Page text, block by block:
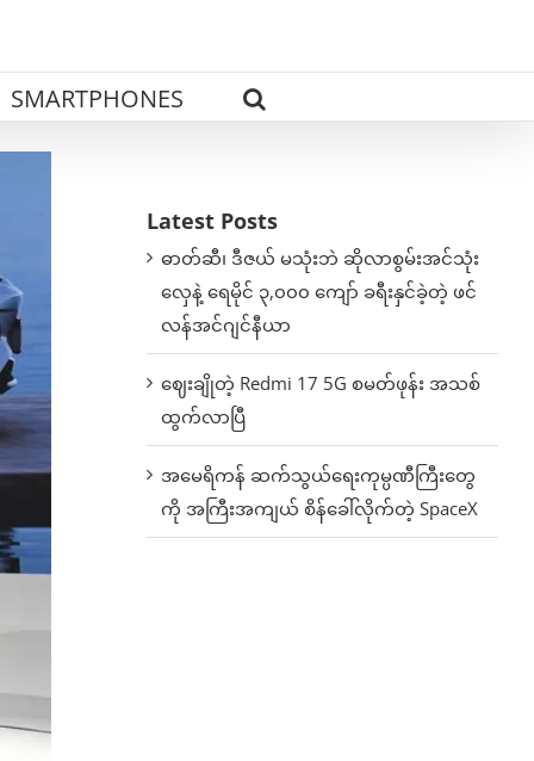
SMARTPHONES
Latest Posts
ဓာတ်ဆီ၊ ဒီဇယ် မသုံးဘဲ ဆိုလာစွမ်းအင်သုံး
လှေနဲ့ ရေမိုင် ၃,၀၀၀ ကျော် ခရီးနှင်ခဲ့တဲ့ ဖင်
လန်အင်ဂျင်နီယာ
ဈေးချိုတဲ့ Redmi 17 5G စမတ်ဖုန်း အသစ်
ထွက်လာပြီ
အမေရိကန် ဆက်သွယ်ရေးကုမ္ပဏီကြီးတွေ
ကို အကြီးအကျယ် စိန်ခေါ်လိုက်တဲ့ SpaceX